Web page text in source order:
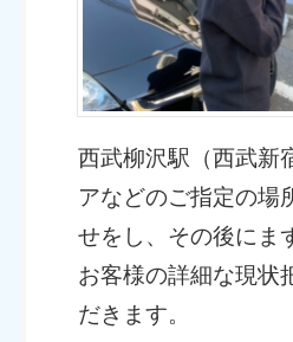
西武柳沢駅（西武新
アなどのご指定の場
せをし、その後にま
お客様の詳細な現状
だきます。